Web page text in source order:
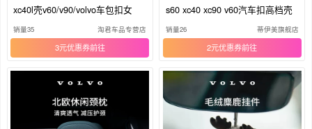
xc40l壳v60/v90/volvo车包扣女
销量35 淘君车品专营店
3元优惠券
s60 xc40 xc90 v60汽车扣高档壳
销量26 蒂伊美旗舰店
2元优惠券